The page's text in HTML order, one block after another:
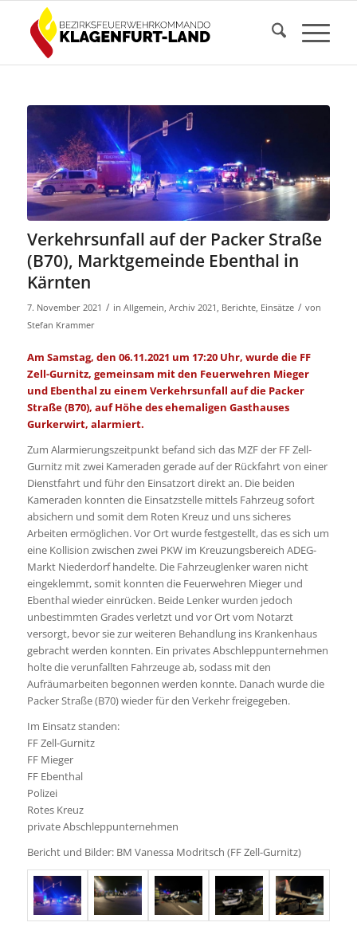
Verkehrsunfall auf der Packer Straße
(B70), Marktgemeinde Ebenthal in
Kärnten
7. November 2021 / in Allgemein Archiv 2021 Berichte, Einsätze / von
Stefan Krammer
Am Samstag, den 06.11.2021 um 17:20 Uhr, wurde die FF
Zell-Gurnitz, gemeinsam mit den Feuerwehren Mieger
und Ebenthal zu einem Verkehrsunfall auf die Packer
Straße (B70), auf Höhe des ehemaligen Gasthauses
Gurkerwirt, alarmiert.
Zum Alarmierungszeitpunkt befand sich das MZF der FF Zell-
Gurnitz mit zwei Kameraden gerade auf der Rückfahrt von einer
Dienstfahrt und führ den Einsatzort direkt an. Die beiden
Kameraden konnten die Einsatzstelle mittels Fahrzeug sofort
absichern und somit dem Roten Kreuz und uns sicheres
Arbeiten ermöglichen. Vor Ort wurde festgestellt, das es sich um
eine Kollision zwischen zwei PKW im Kreuzungsbereich ADEG-
Markt Niederdorf handelte. Die Fahrzeuglenker waren nicht
eingeklemmt, somit konnten die Feuerwehren Mieger und
Ebenthal wieder einrücken. Beide Lenker wurden jedoch
unbestimmten Grades verletzt und vor Ort vom Notarzt
versorgt, bevor sie zur weiteren Behandlung ins Krankenhaus
gebracht werden konnten. Ein privates Abschleppunternehmen
holte die verunfallten Fahrzeuge ab, sodass mit den
Aufräumarbeiten begonnen werden konnte. Danach wurde die
Packer Straße (B70) wieder für den Verkehr freigegeben.
Im Einsatz standen:
FF Zell-Gurnitz
FF Mieger
FF Ebenthal
Polizei
Rotes Kreuz
private Abschleppunternehmen
Bericht und Bilder: BM Vanessa Modritsch (FF Zell-Gurnitz)